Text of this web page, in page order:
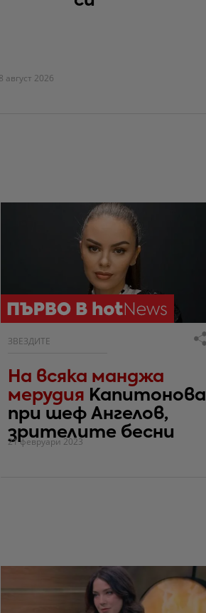
август 2026
ЗВЕЗДИТЕ
На всяка манджа
мерудия Капитонова
при шеф Ангелов,
зрителите бесни
21 февруари 2023